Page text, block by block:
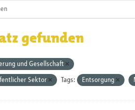
gefunden
und Gesellschaft
Sektor Tags: Entsorgung